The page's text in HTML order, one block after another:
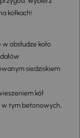
kółkach!
obsłudze koło
siedziskiem
kół
tym betonowych,